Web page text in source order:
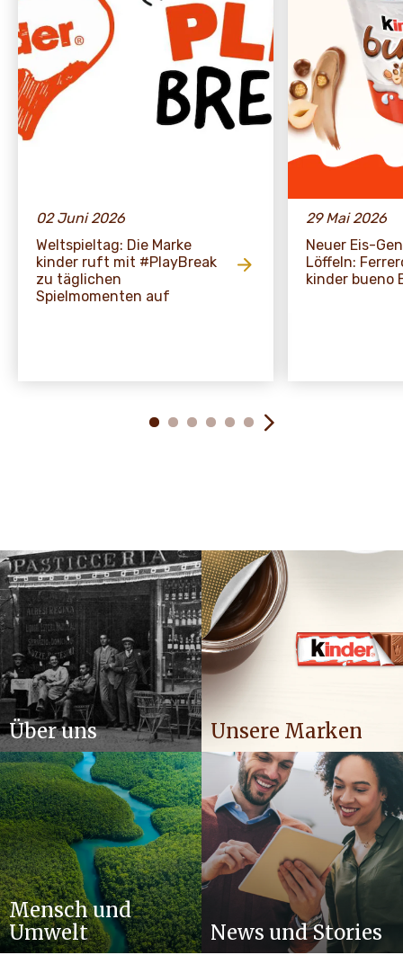
02 Juni 2026
Weltspieltag: Die Marke
kinder ruft mit #PlayBreak
zu täglichen
Spielmomenten auf
29 Mai 2026
Neuer Eis-
Löffeln:
kinder bueno
Über uns Unsere Marken
Mensch und
Umwelt
News und Stories